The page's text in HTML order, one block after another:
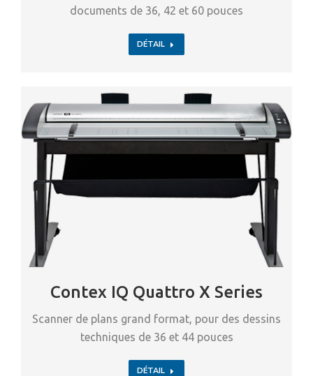
documents de 36, 42 et 60 pouces
DÉTAIL
Contex IQ Quattro X Series
Scanner de plans grand format, pour des dessins
techniques de 36 et 44 pouces
DÉTAIL